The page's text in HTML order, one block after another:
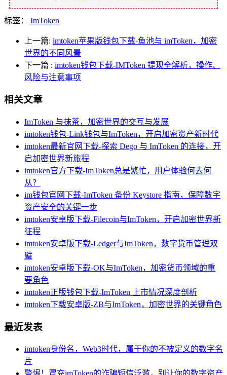
标签： ImToken
上一篇: imtoken苹果版钱包下载-鱼池与 imToken，加密
世界的不同风景
下一篇 : imtoken钱包下载-IMToken 提现全解析，操作、
风险与注意事项
相关文章
ImToken 与抹茶，加密世界的交互与发展
imtoken钱包-Link钱包与ImToken，开启加密资产新时代
imtoken最新官网下载-探索 Dego 与 ImToken 的连接，开
启加密世界新旅程
imtoken官方下载-ImToken总是繁忙，用户体验何去何
从？
im钱包官网下载-ImToken 备份 Keystore 指南，保障数字
资产安全的关键一步
imtoken安卓版下载-Filecoin与ImToken，开启加密世界新
征程
imtoken安卓版下载-Ledger与ImToken，数字货币管理双
璧
imtoken安卓版下载-OK与ImToken，加密货币领域的重
要角色
imtoken正版钱包下载-ImToken 上市情况深度剖析
imtoken下载安卓版-ZB与ImToken，加密世界的关键角色
最近发表
imtoken身份名，Web3时代，属于你的不被定义的数字名
片